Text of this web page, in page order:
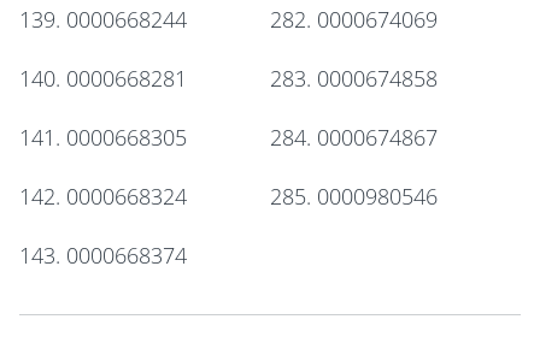
139. 0000668244
140. 0000668281
141. 0000668305
142. 0000668324
143. 0000668374
282. 0000674069
283. 0000674858
284. 0000674867
285. 0000980546